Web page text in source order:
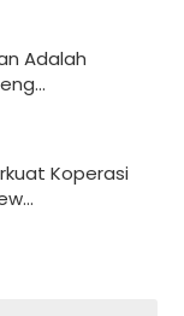
Adalah
Koperasi